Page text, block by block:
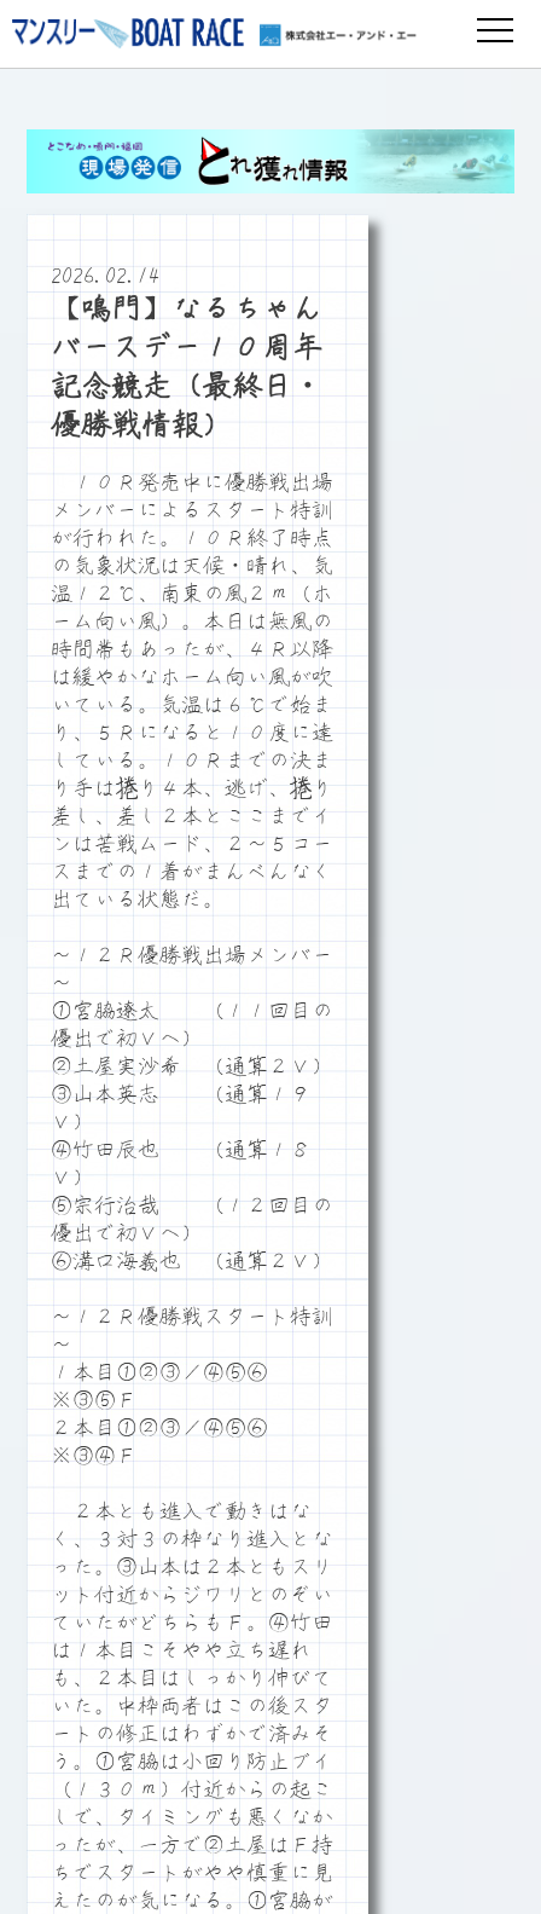
2026.02.14
【鳴門】なるちゃん
バースデー１０周年
記念競走（最終日・
優勝戦情報）
１０Ｒ発売中に優勝戦出場
メンバーによるスタート特訓
が行われた。１０Ｒ終了時点
の気象状況は天候・晴れ、気
温１２℃、南東の風２ｍ（ホ
ーム向い風）。本日は無風の
時間帯もあったが、４Ｒ以降
は緩やかなホーム向い風が吹
いている。気温は６℃で始ま
り、５Ｒになると１０度に達
している。１０Ｒまでの決ま
り手は捲り４本、逃げ、捲り
差し、差し２本とここまでイ
ンは苦戦ムード、２～５コー
スまでの１着がまんべんなく
出ている状態だ。
～１２Ｒ優勝戦出場メンバー
～
①宮脇遼太 （１１回目の
優出で初Ｖへ）
②土屋実沙希 （通算２Ｖ）
③山本英志 （通算１９
Ｖ）
④竹田辰也 （通算１８
Ｖ）
⑤宗行治哉 （１２回目の
優出で初Ｖへ）
⑥溝口海義也 （通算２Ｖ）
～１２Ｒ優勝戦スタート特訓
～
１本目①②③／④⑤⑥
※③⑤Ｆ
２本目①②③／④⑤⑥
※③④Ｆ
２本とも進入で動きはな
く、３対３の枠なり進入とな
った。③山本は２本ともスリ
ット付近からジワリとのぞい
ていたがどちらもＦ。④竹田
は１本目こそやや立ち遅れ
も、２本目はしっかり伸びて
いた。中枠両者はこの後スタ
ートの修正はわずかで済みそ
う。①宮脇は小回り防止ブイ
（１３０ｍ）付近からの起こ
しで、タイミングも悪くなか
ったが、一方で②土屋はＦ持
ちでスタートがやや慎重に見
えたのが気になる。①宮脇が